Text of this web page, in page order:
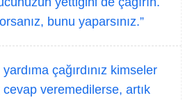
bunu yaparsınız.”
çağırdınız kimseler
veremedilerse, artık